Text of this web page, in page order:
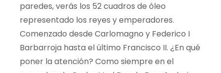
paredes,verás los 52 cuadros de óleo
representado los reyes y emperadores.
Comenzado desde Carlomagno y Federico I
Barbarroja hasta el último Francisco II. ¿En qué
poner la atención? Como siempre en el